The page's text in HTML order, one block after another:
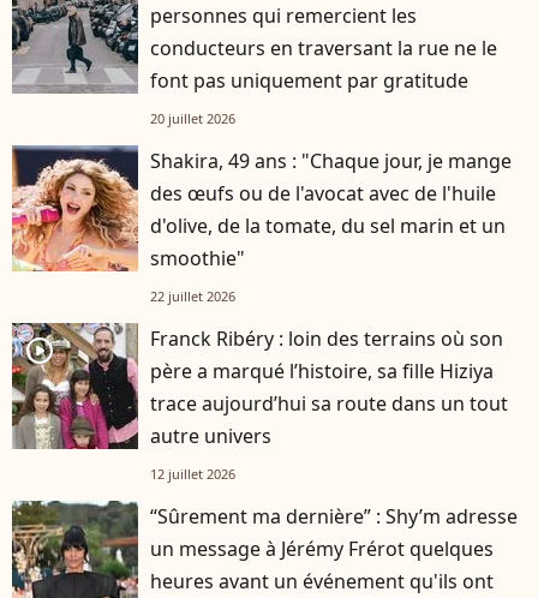
personnes qui remercient les
conducteurs en traversant la rue ne le
font pas uniquement par gratitude
20 juillet 2026
Shakira, 49 ans : "Chaque jour, je mange
des œufs ou de l'avocat avec de l'huile
d'olive, de la tomate, du sel marin et un
smoothie"
22 juillet 2026
player2
Franck Ribéry : loin des terrains où son
père a marqué l’histoire, sa fille Hiziya
trace aujourd’hui sa route dans un tout
autre univers
12 juillet 2026
“Sûrement ma dernière” : Shy’m adresse
un message à Jérémy Frérot quelques
heures avant un événement qu'ils ont